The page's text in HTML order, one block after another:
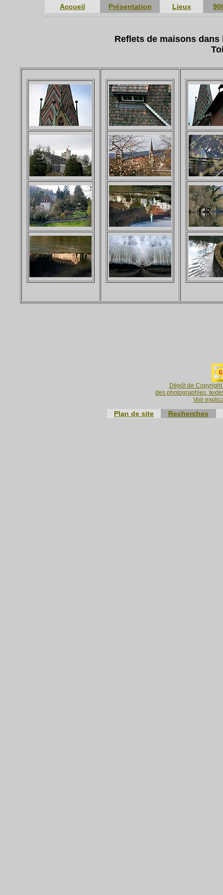
Accueil Présentation Lieux
Reflets de maisons
Dépôt de
des photographies,
Voir
Plan de site Recherches